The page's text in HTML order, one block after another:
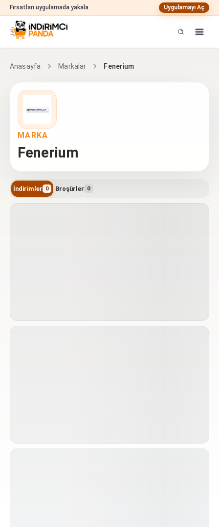
Fırsatları uygulamada yakala Uygulamayı Aç
Anasayfa Markalar Fenerium
MARKA
Fenerium
İndirimler 0 Broşürler 0
Fenerium indirimleri